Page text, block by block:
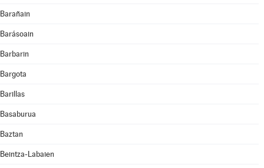
Barañain
Barásoain
Barbarin
Bargota
Barillas
Basaburua
Baztan
Beintza-Labaien